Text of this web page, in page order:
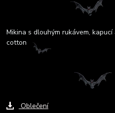
Kompletní specifikace
Mikina s dlouhým rukávem,
cotton
Oblečení